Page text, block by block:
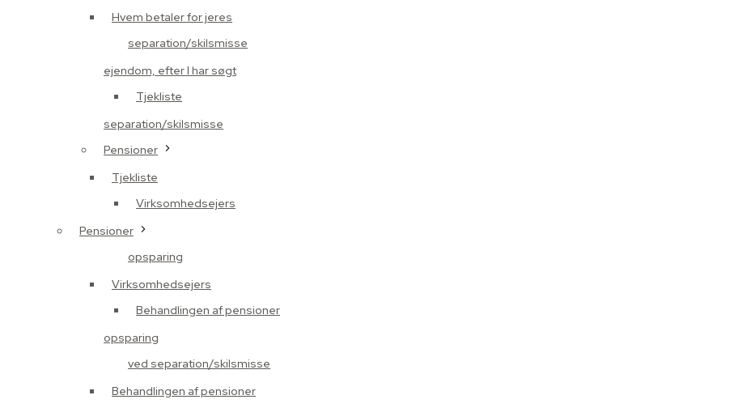
separation/skilsmisse
Tjekliste
Pensioner
Virksomhedsejers
opsparing
Behandlingen af pensioner
ved separation/skilsmisse
Hvem betaler for jeres
ejendom, efter I har søgt
separation/skilsmisse
Tjekliste
Pensioner
Virksomhedsejers
opsparing
Behandlingen af pensioner